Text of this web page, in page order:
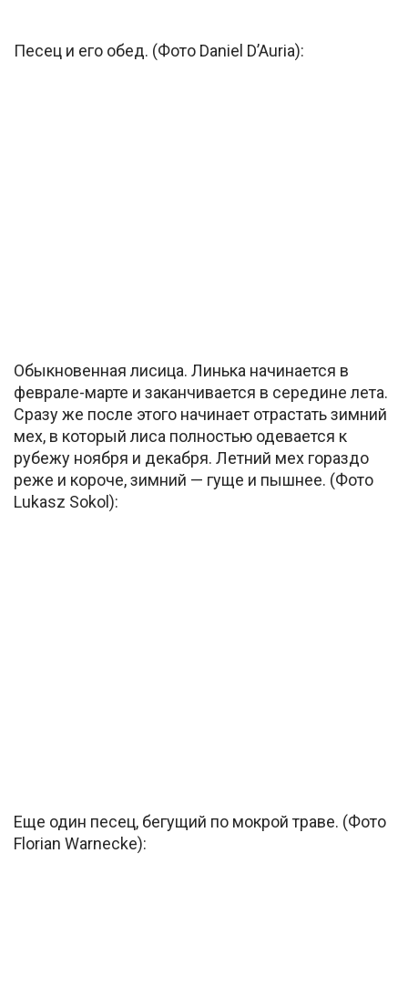
Песец и его обед. (Фото Daniel D’Auria):
Обыкновенная лисица. Линька начинается в
феврале-марте и заканчивается в середине лета.
Сразу же после этого начинает отрастать зимний
мех, в который лиса полностью одевается к
рубежу ноября и декабря. Летний мех гораздо
реже и короче, зимний — гуще и пышнее. (Фото
Lukasz Sokol):
Еще один песец, бегущий по мокрой траве. (Фото
Florian Warnecke):